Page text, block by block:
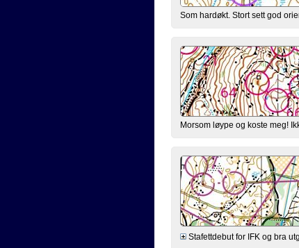
Som hardøkt. Stort sett god
Morsom løype og koste meg!
Stafettdebut for IFK og bra